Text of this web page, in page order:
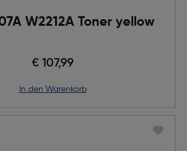
W2212A Toner yellow
€ 107,99
in den Warenkorb